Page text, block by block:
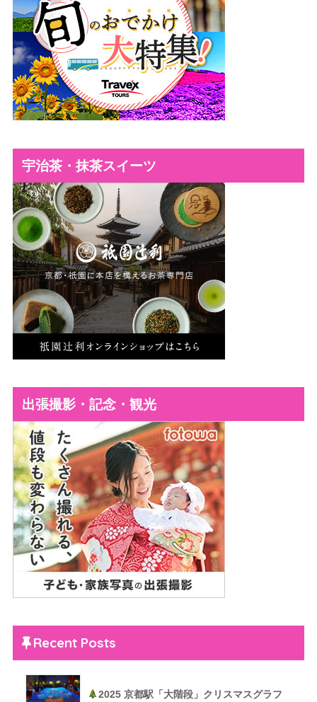
宇治茶・抹茶スイーツ
出張撮影・記念・観光
Recent Posts
2025 京都駅「大階段」クリスマスグラフ